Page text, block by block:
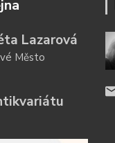
Lazarová
Město